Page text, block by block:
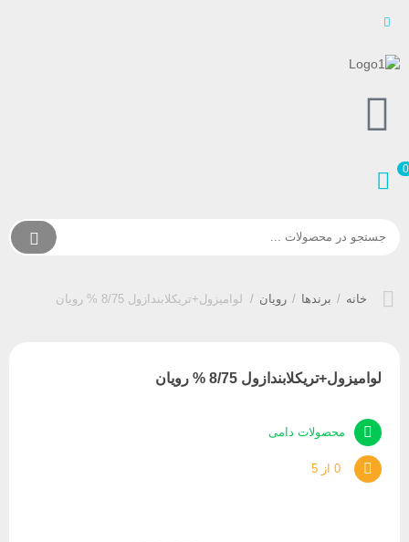
0
خانه / برندها / رویان / لوامیزول+تریکلابندازول 8/75 % رویان
لوامیزول+تریکلابندازول 8/75 % رویان
محصولات دامی
0 از 5